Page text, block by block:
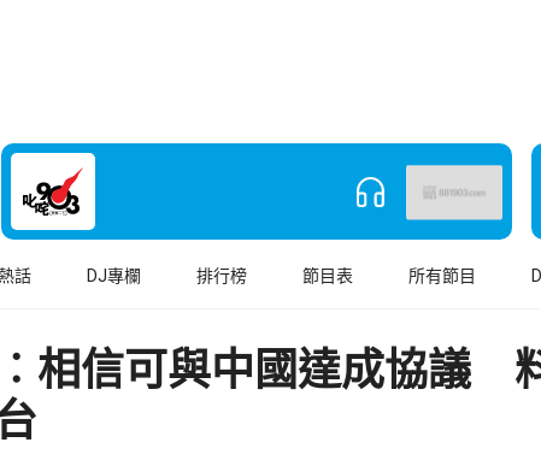
話 DJ專欄 排行榜 節目表 所有節目
相信可與中國達成協議